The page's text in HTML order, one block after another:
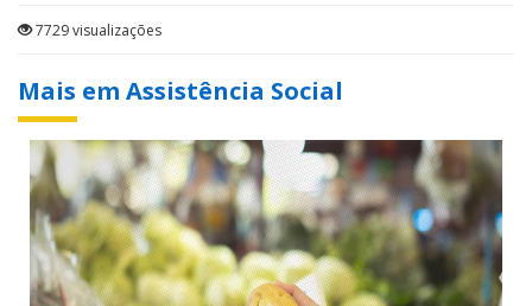
7729 visualizações
Mais em Assistência Social